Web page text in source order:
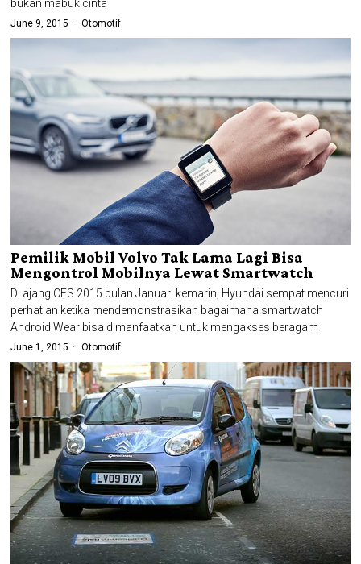
bukan mabuk cinta
June 9, 2015 Otomotif
Pemilik Mobil Volvo Tak Lama Lagi Bisa
Mengontrol Mobilnya Lewat Smartwatch
Di ajang CES 2015 bulan Januari kemarin, Hyundai sempat mencuri
perhatian ketika mendemonstrasikan bagaimana smartwatch
Android Wear bisa dimanfaatkan untuk mengakses beragam
June 1, 2015 Otomotif